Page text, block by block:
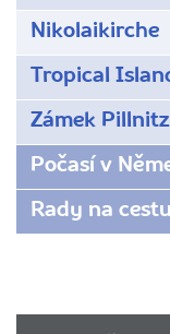
Nikolaikirche
Tropical
Zámek Pillnitz
Počasí v
Rady na cestu